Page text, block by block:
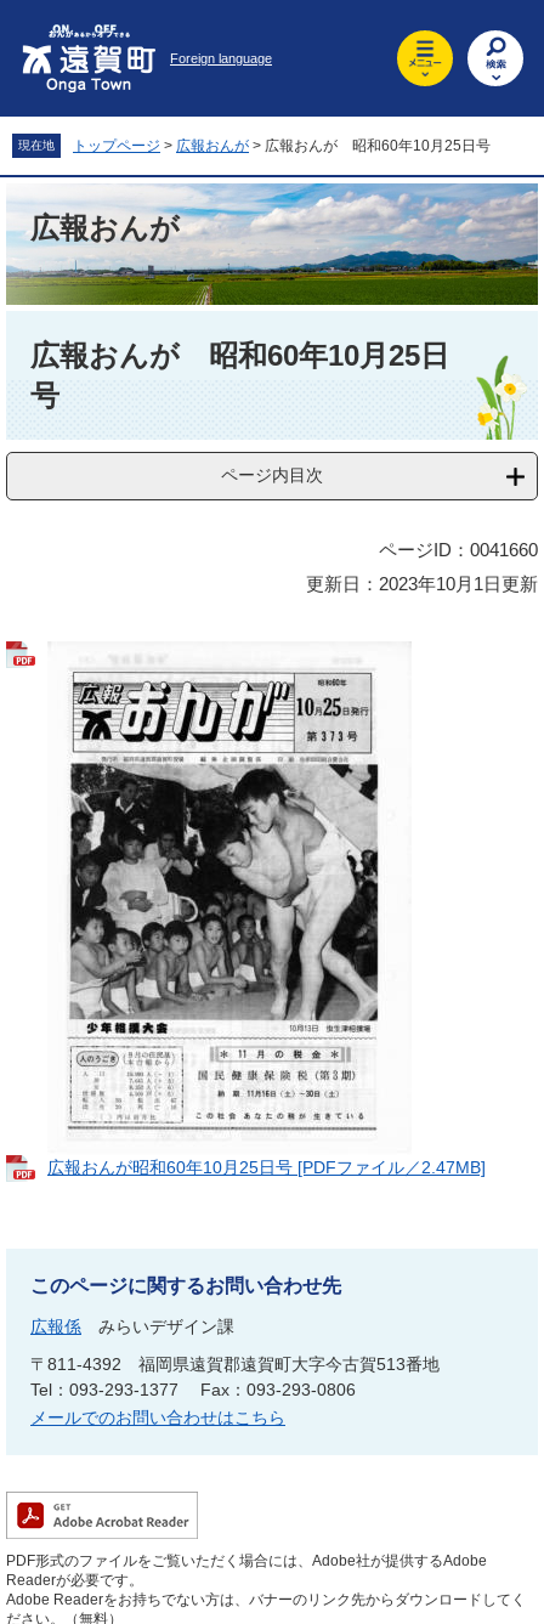
先
頭
を
飛
文
へ
Foreign language
現在地 トップページ > 広報おんが > 広報おんが 昭和60年10月25日号
広報おんが
広報おんが 昭和60年10月25日
号
ページ内目次
ページID：0041660
更新日：2023年10月1日更新
広報おんが昭和60年10月25日号 [PDFファイル／2.47MB]
このページに関するお問い合わせ先
広報係
みらいデザイン課
〒811-4392
福岡県遠賀郡遠賀町大字今古賀513番地
Tel：093-293-1377
Fax：093-293-0806
メールでのお問い合わせはこちら
PDF形式のファイルをご覧いただく場合には、Adobe社が提供するAdobe
Readerが必要です。
Adobe Readerをお持ちでない方は、バナーのリンク先からダウンロードしてく
ださい。（無料）